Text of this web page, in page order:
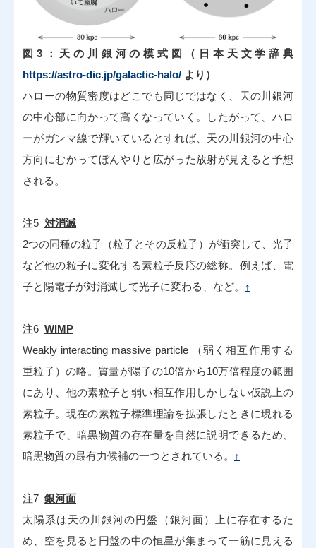
図3：天の川銀河の模式図（日本天文学辞典
https://astro-dic.jp/galactic-halo/ より）
ハローの物質密度はどこでも同じではなく、天の川銀河
の中心部に向かって高くなっていく。したがって、ハロ
ーがガンマ線で輝いているとすれば、天の川銀河の中心
方向にむかってぼんやりと広がった放射が見えると予想
される。
注5 対消滅
2つの同種の粒子（粒子とその反粒子）が衝突して、光子
など他の粒子に変化する素粒子反応の総称。例えば、電
子と陽電子が対消滅して光子に変わる、など。
↑
注6 WIMP
Weakly interacting massive particle （弱く相互作用する
重粒子）の略。質量が陽子の10倍から10万倍程度の範囲
にあり、他の素粒子と弱い相互作用しかしない仮説上の
素粒子。現在の素粒子標準理論を拡張したときに現れる
素粒子で、暗黒物質の存在量を自然に説明できるため、
暗黒物質の最有力候補の一つとされている。
↑
注7 銀河面
太陽系は天の川銀河の円盤（銀河面）上に存在するた
め、空を見ると円盤の中の恒星が集まって一筋に見える